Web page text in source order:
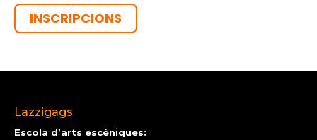
INSCRIPCIONS
Lazzigags
Escola d’arts escèniques: